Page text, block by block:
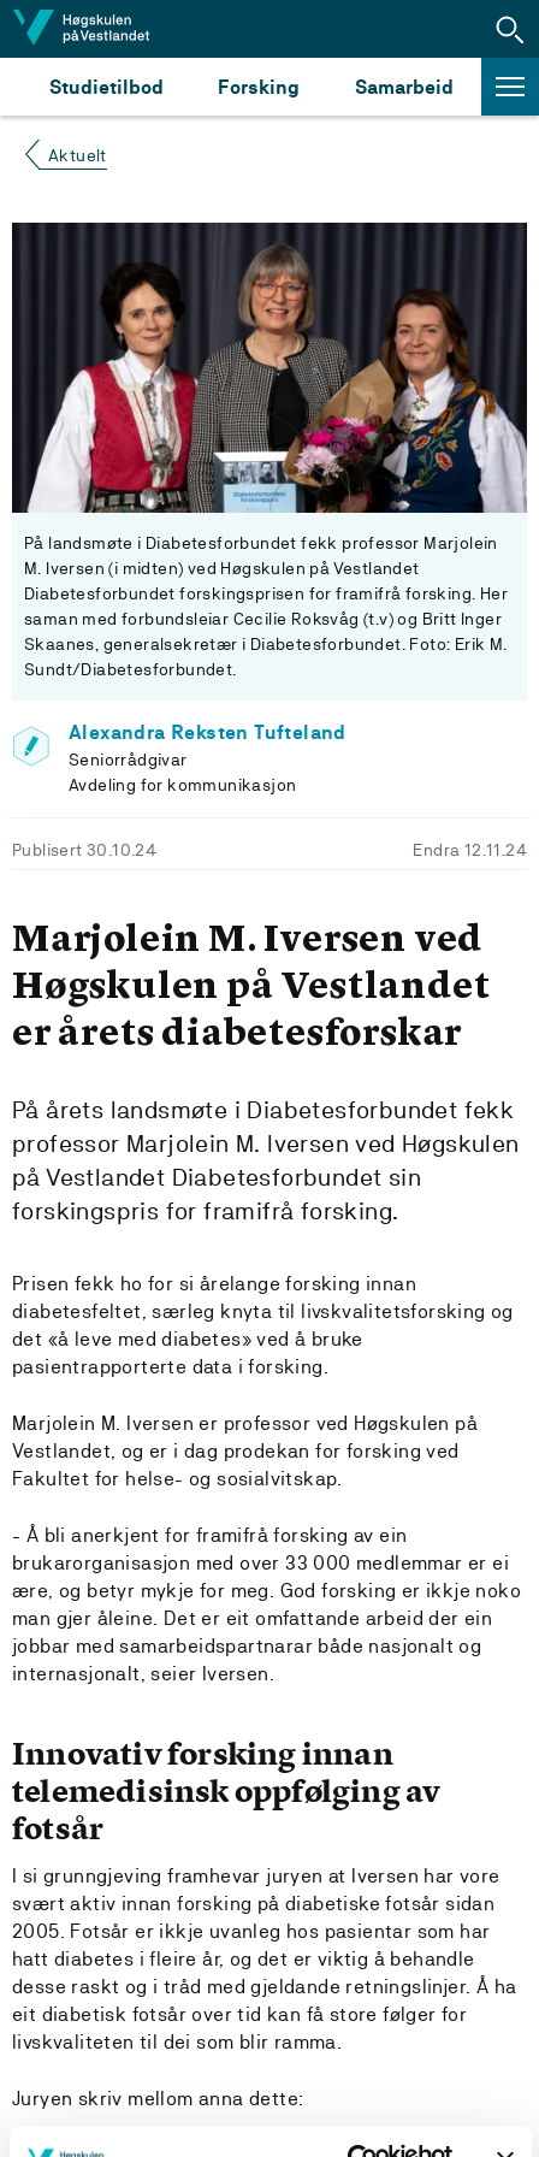
Hopp til innhald
Studietilbod Forsking Samarbeid
Aktuelt
På landsmøte i Diabetesforbundet fekk professor Marjolein
M. Iversen (i midten) ved Høgskulen på Vestlandet
Diabetesforbundet forskingsprisen for framifrå forsking. Her
saman med forbundsleiar Cecilie Roksvåg (t.v) og Britt Inger
Skaanes, generalsekretær i Diabetesforbundet. Foto: Erik M.
Sundt/Diabetesforbundet.
Alexandra Reksten Tufteland
Seniorrådgivar
Avdeling for kommunikasjon
Publisert 30.10.24 Endra 12.11.24
Marjolein M. Iversen ved
Høgskulen på Vestlandet
er årets diabetesforskar
På årets landsmøte i Diabetesforbundet fekk
professor Marjolein M. Iversen ved Høgskulen
på Vestlandet Diabetesforbundet sin
forskingspris for framifrå forsking.
Prisen fekk ho for si årelange forsking innan
diabetesfeltet, særleg knyta til livskvalitetsforsking og
det «å leve med diabetes» ved å bruke
pasientrapporterte data i forsking.
Marjolein M. Iversen er professor ved Høgskulen på
Vestlandet, og er i dag prodekan for forsking ved
Fakultet for helse- og sosialvitskap.
- Å bli anerkjent for framifrå forsking av ein
brukarorganisasjon med over 33 000 medlemmar er ei
ære, og betyr mykje for meg. God forsking er ikkje noko
man gjer åleine. Det er eit omfattande arbeid der ein
jobbar med samarbeidspartnarar både nasjonalt og
internasjonalt, seier Iversen.
Innovativ forsking innan
telemedisinsk oppfølging av
fotsår
I si grunngjeving framhevar juryen at Iversen har vore
svært aktiv innan forsking på diabetiske fotsår sidan
2005. Fotsår er ikkje uvanleg hos pasientar som har
hatt diabetes i fleire år, og det er viktig å behandle
desse raskt og i tråd med gjeldande retningslinjer. Å ha
eit diabetisk fotsår over tid kan få store følger for
livskvaliteten til dei som blir ramma.
Juryen skriv mellom anna dette: